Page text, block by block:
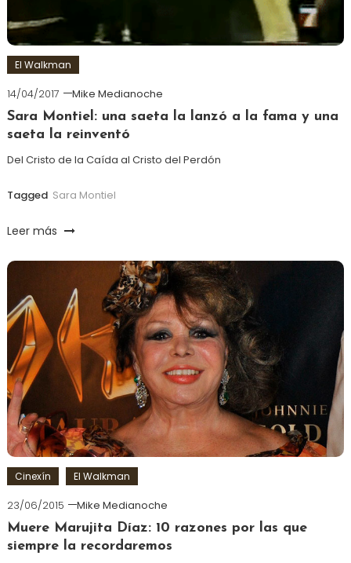
El Walkman
14/04/2017
Mike Medianoche
Sara Montiel: una saeta la lanzó a la fama y una
saeta la reinventó
Del Cristo de la Caída al Cristo del Perdón
Tagged Sara Montiel
Leer más
Cinexín El Walkman
23/06/2015
Mike Medianoche
Muere Marujita Díaz: 10 razones por las que
siempre la recordaremos